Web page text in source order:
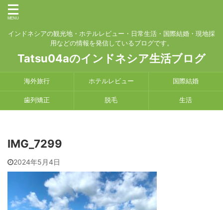
インドネシアの観光地・ホテルレビュー・日常生活・国際結婚・現地採
用などの情報を発信しているブログです。
Tatsu04aのインドネシア生活ブログ
海外旅行 ホテルレビュー 国際結婚
歯列矯正 脱毛 生活
IMG_7299
2024年5月4日